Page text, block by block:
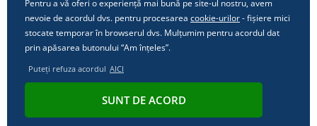
Urmărește-ne pe rețelele sociale
© 2011 - 2026, Dual Trade s.r.o. | Din punct de vedere tehnic oferă
Pentru a vă oferi o experiență mai bună pe site-ul nostru, avem
nevoie de acordul dvs. pentru procesarea cookie-urilor- fișiere mici
stocate temporar în browserul dvs. Mulțumim pentru acordul dat
prin apăsarea butonului “Am înțeles”.
Puteți refuza acordul AICI
SUNT DE ACORD